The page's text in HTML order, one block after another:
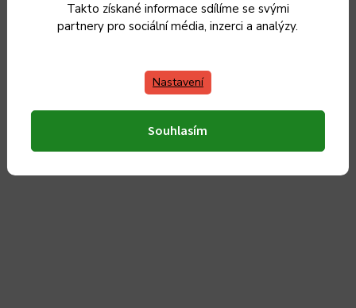
Takto získané informace sdílíme se svými
partnery pro sociální média, inzerci a analýzy.
Nastavení
Souhlasím